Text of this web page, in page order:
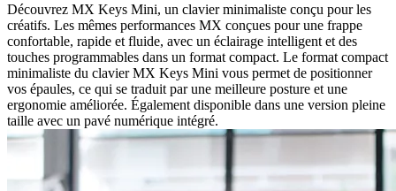
Découvrez MX Keys Mini, un clavier minimaliste conçu pour les
créatifs. Les mêmes performances MX conçues pour une frappe
confortable, rapide et fluide, avec un éclairage intelligent et des
touches programmables dans un format compact. Le format compact
minimaliste du clavier MX Keys Mini vous permet de positionner
vos épaules, ce qui se traduit par une meilleure posture et une
ergonomie améliorée. Également disponible dans une version pleine
taille avec un pavé numérique intégré.